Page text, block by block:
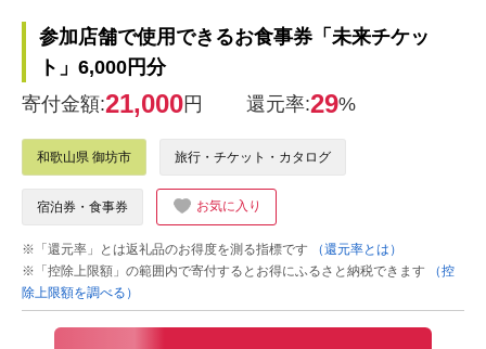
参加店舗で使用できるお食事券「未来チケッ
ト」6,000円分
寄付金額:21,000円 還元率:29%
和歌山県 御坊市 旅行・チケット・カタログ
宿泊券・食事券 お気に入り
※「還元率」とは返礼品のお得度を測る指標です
（還元率とは）
※「控除上限額」の範囲内で寄付するとお得にふるさと納税できます
（控
除上限額を調べる）